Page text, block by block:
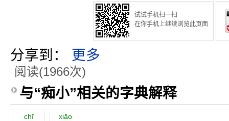
试试手机扫一扫
在你手机上继续浏览此页面
分享到： 更多
阅读(1966次)
与“痴小”相关的字典解释
chī xiăo